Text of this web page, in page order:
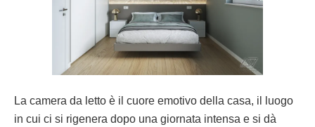
La camera da letto è il cuore emotivo della casa, il luogo
in cui ci si rigenera dopo una giornata intensa e si dà